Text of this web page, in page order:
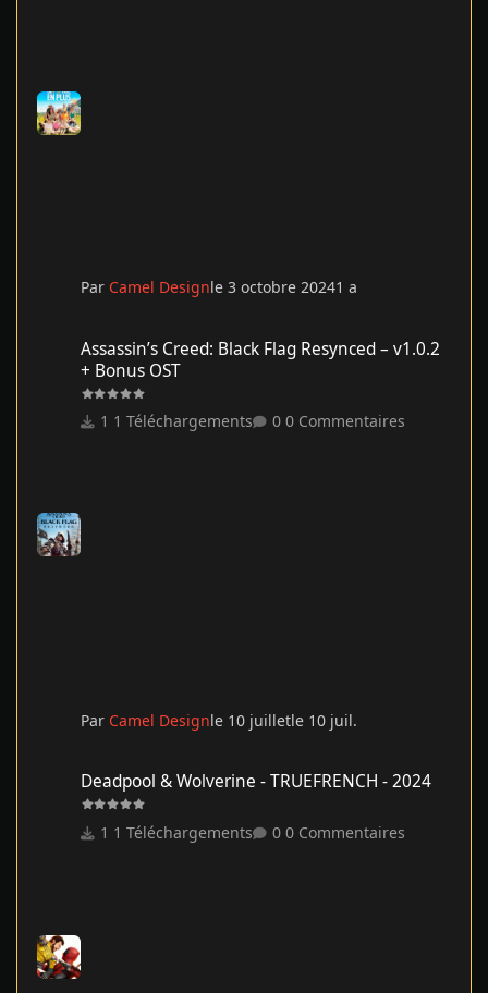
Par Camel Designle 3 octobre 20241 a
Assassin’s Creed: Black Flag Resynced – v1.0.2
+ Bonus OST
1 Téléchargements 0 Commentaires
Par Camel Designle 10 juilletle 10 juil.
Deadpool & Wolverine - TRUEFRENCH - 2024
1 Téléchargements 0 Commentaires